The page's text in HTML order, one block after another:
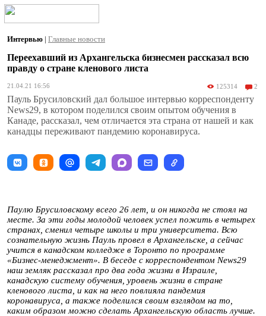
Интервью | Главные новости
Переехавший из Архангельска бизнесмен рассказал всю
правду о стране кленового листа
21.04.21 16:56 125314 2
Пауль Брусиловский дал большое интервью корреспонденту
News29, в котором поделился своим опытом обучения в
Канаде, рассказал, чем отличается эта страна от нашей и как
канадцы переживают пандемию коронавируса.
Паулю Брусиловскому всего 26 лет, и он никогда не стоял на
месте. За эти годы молодой человек успел пожить в четырех
странах, сменил четыре школы и три университета. Всю
сознательную жизнь Пауль провел в Архангельске, а сейчас
учится в канадском колледже в Торонто по программе
«Бизнес-менеджмент». В беседе с корреспондентом News29
наш земляк рассказал про два года жизни в Израиле,
канадскую систему обучения, уровень жизни в стране
кленового листа, и как на него повлияла пандемия
коронавируса, а также поделился своим взглядом на то,
каким образом можно сделать Архангельскую область лучше.